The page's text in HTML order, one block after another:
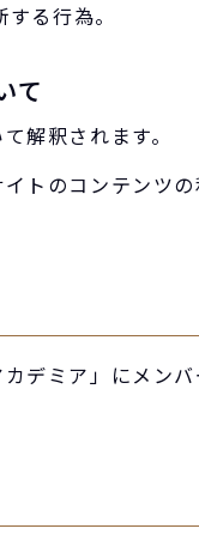
る行為。
て
解釈されます。
トのコンテンツ
デミア」にメン